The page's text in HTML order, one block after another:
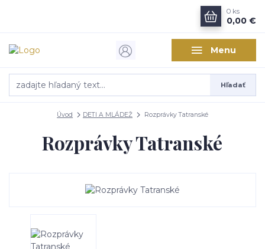
Menu
Hľadať
0 ks
0,00 €
Úvod DETI A MLÁDEŽ Rozprávky Tatranské
Rozprávky Tatranské